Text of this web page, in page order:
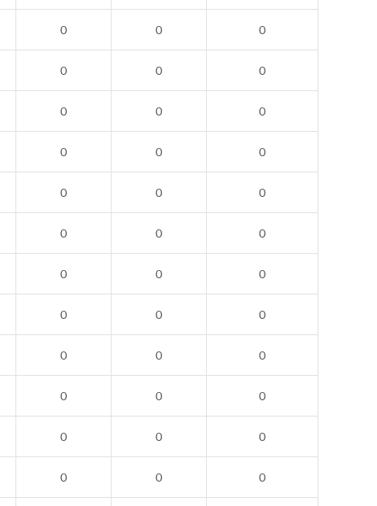
0 0 0
0 0 0
0 0 0
0 0 0
0 0 0
0 0 0
0 0 0
0 0 0
0 0 0
0 0 0
0 0 0
0 0 0